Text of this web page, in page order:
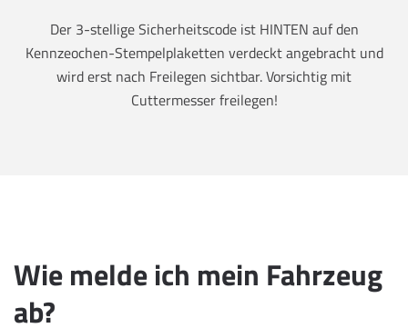
Der 3-stellige Sicherheitscode ist HINTEN auf den
Kennzeochen-Stempelplaketten verdeckt angebracht und
wird erst nach Freilegen sichtbar. Vorsichtig mit
Cuttermesser freilegen!
Wie melde ich mein Fahrzeug
ab?